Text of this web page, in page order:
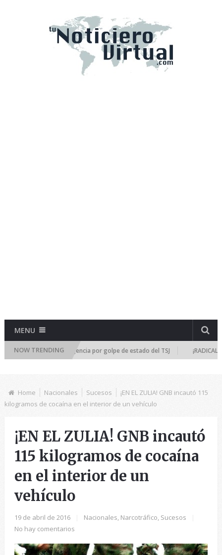
MENU
NOW TRENDING
se reúne de emergencia por golpe de estado del TSJ ¡RADICALIZA
Home Nacionales Sucesos
¡EN EL ZULIA! GNB incautó 115
kilogramos de cocaína en el interior de un vehículo
¡EN EL ZULIA! GNB incautó
115 kilogramos de cocaína
en el interior de un
vehículo
19 de abril de 2016 Nacionales, Narcotráfico, Sucesos
No hay comentarios